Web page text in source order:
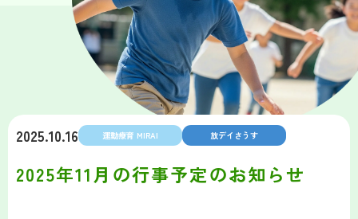
2025.10.16 運動療育 MIRAI 放デイさうす
2025年11月の行事予定のお知らせ